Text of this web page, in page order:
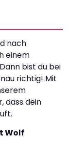
nach
einem
bist du bei
richtig! Mit
dass dein
Wolf